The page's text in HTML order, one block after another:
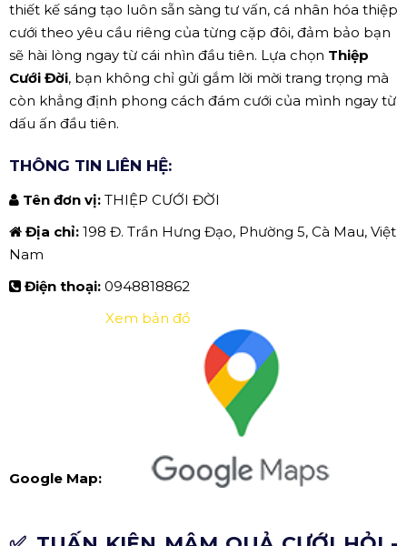
thiết kế sáng tạo luôn sẵn sàng tư vấn, cá nhân hóa thiệp
cưới theo yêu cầu riêng của từng cặp đôi, đảm bảo bạn
sẽ hài lòng ngay từ cái nhìn đầu tiên. Lựa chọn Thiệp
Cưới Đời, bạn không chỉ gửi gắm lời mời trang trọng mà
còn khẳng định phong cách đám cưới của mình ngay từ
dấu ấn đầu tiên.
THÔNG TIN LIÊN HỆ:
Tên đơn vị: THIỆP CƯỚI ĐỜI
Địa chỉ: 198 Đ. Trần Hưng Đạo, Phường 5, Cà Mau, Việt
Nam
Điện thoại: 0948818862
Google Map:
Xem bản đồ